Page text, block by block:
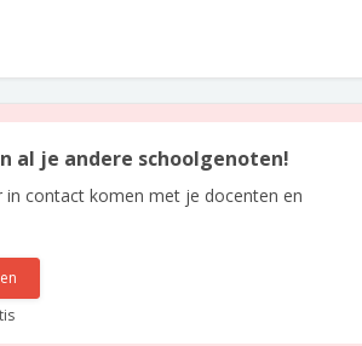
al je andere schoolgenoten!
in contact komen met je docenten en